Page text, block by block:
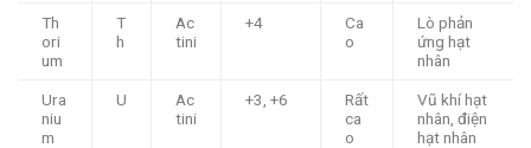
Th
ori
um
T
h
Ac
tini
+4
Ca
o
Lò phản
ứng hạt
nhân
Ura
niu
m
U
Ac
tini
+3, +6
Rất
ca
o
Vũ khí hạt
nhân, điện
hạt nhân